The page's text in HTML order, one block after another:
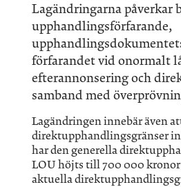
Lagändringarna påverkar
upphandlingsförfarande,
förfarandet vid onormalt
efterannonsering och
samband med
Lagändringen innebär även
direktupphandlingsgränser
har den generella
LOU höjts till 700 000
aktuella